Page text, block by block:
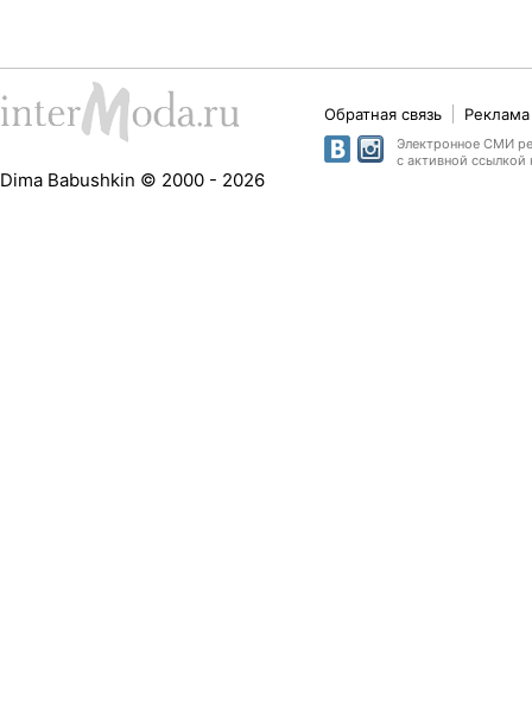
Dima Babushkin © 2000 - 2026
Обратная связь
Электронное СМИ
с активной ссылкой